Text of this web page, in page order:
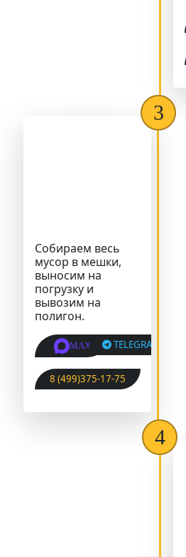
Собираем весь
мусор в мешки,
выносим на
погрузку и
вывозим на
полигон.
MAX TELEGRAM
8 (499)375-17-75